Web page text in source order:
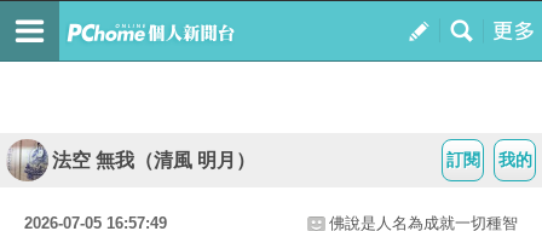
我的
訂閱
法空 無我（清風 明月）
2026-07-05 16:57:49 佛說是人名為成就一切種智